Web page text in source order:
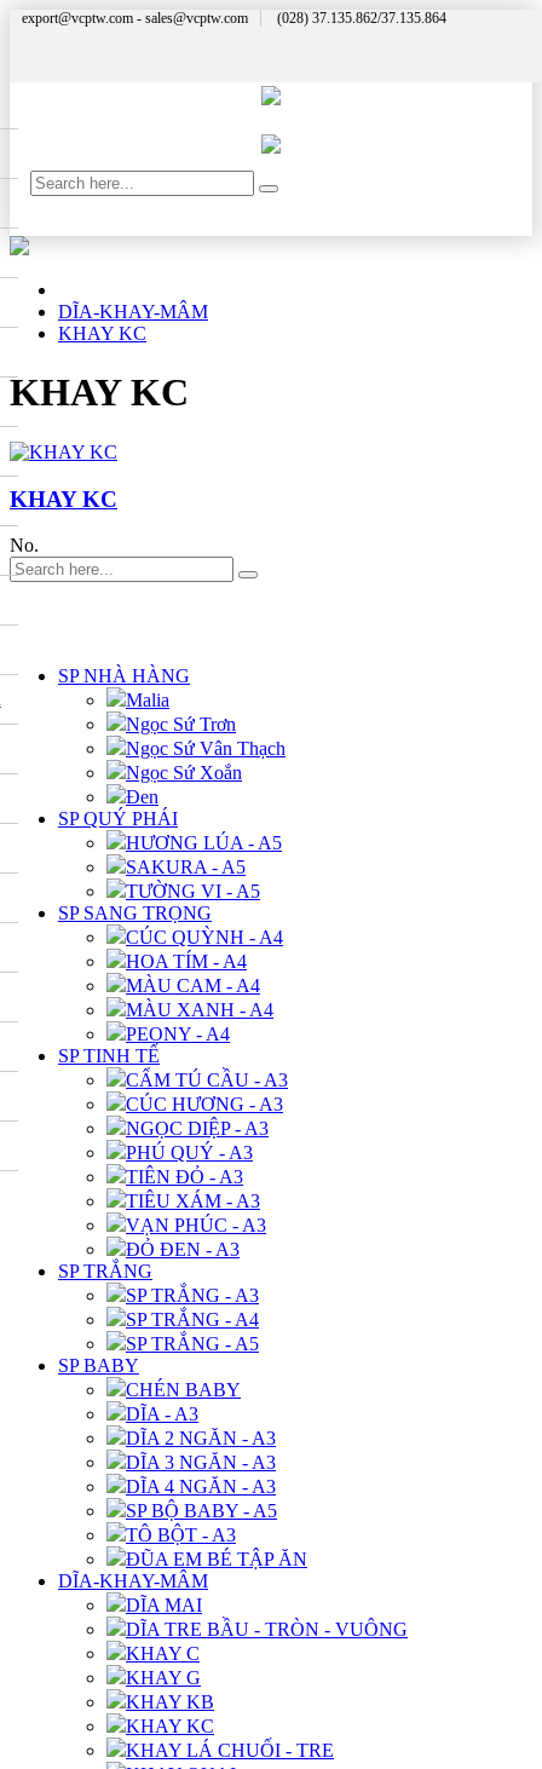
export@vcptw.com - sales@vcptw.com (028) 37.135.862/37.135.864
DĨA-KHAY-MÂM
KHAY KC
KHAY KC
KHAY KC
No.
SP NHÀ HÀNG
Malia
Ngọc Sứ Trơn
Ngọc Sứ Vân Thạch
Ngọc Sứ Xoắn
Đen
SP QUÝ PHÁI
HƯƠNG LÚA - A5
SAKURA - A5
TƯỜNG VI - A5
SP SANG TRỌNG
CÚC QUỲNH - A4
HOA TÍM - A4
MÀU CAM - A4
MÀU XANH - A4
PEONY - A4
SP TINH TẾ
CẨM TÚ CẦU - A3
CÚC HƯƠNG - A3
NGỌC DIỆP - A3
PHÚ QUÝ - A3
TIÊN ĐỎ - A3
TIÊU XÁM - A3
VẠN PHÚC - A3
ĐỎ ĐEN - A3
SP TRẮNG
SP TRẮNG - A3
SP TRẮNG - A4
SP TRẮNG - A5
SP BABY
CHÉN BABY
DĨA - A3
DĨA 2 NGĂN - A3
DĨA 3 NGĂN - A3
DĨA 4 NGĂN - A3
SP BỘ BABY - A5
TÔ BỘT - A3
ĐŨA EM BÉ TẬP ĂN
DĨA-KHAY-MÂM
DĨA MAI
DĨA TRE BẦU - TRÒN - VUÔNG
KHAY C
KHAY G
KHAY KB
KHAY KC
KHAY LÁ CHUỐI - TRE